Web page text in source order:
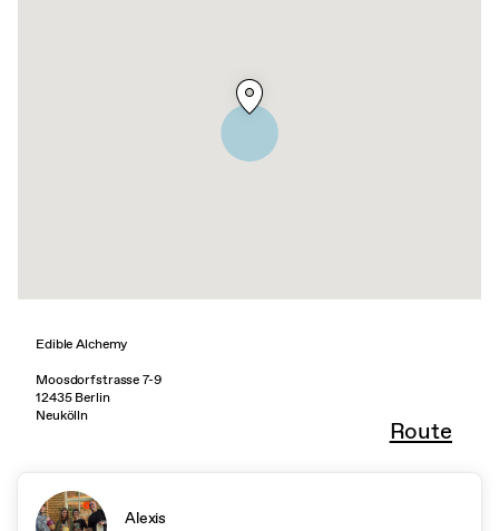
Edible Alchemy
Moosdorfstrasse 7-9
12435 Berlin
Neukölln
Route
Alexis